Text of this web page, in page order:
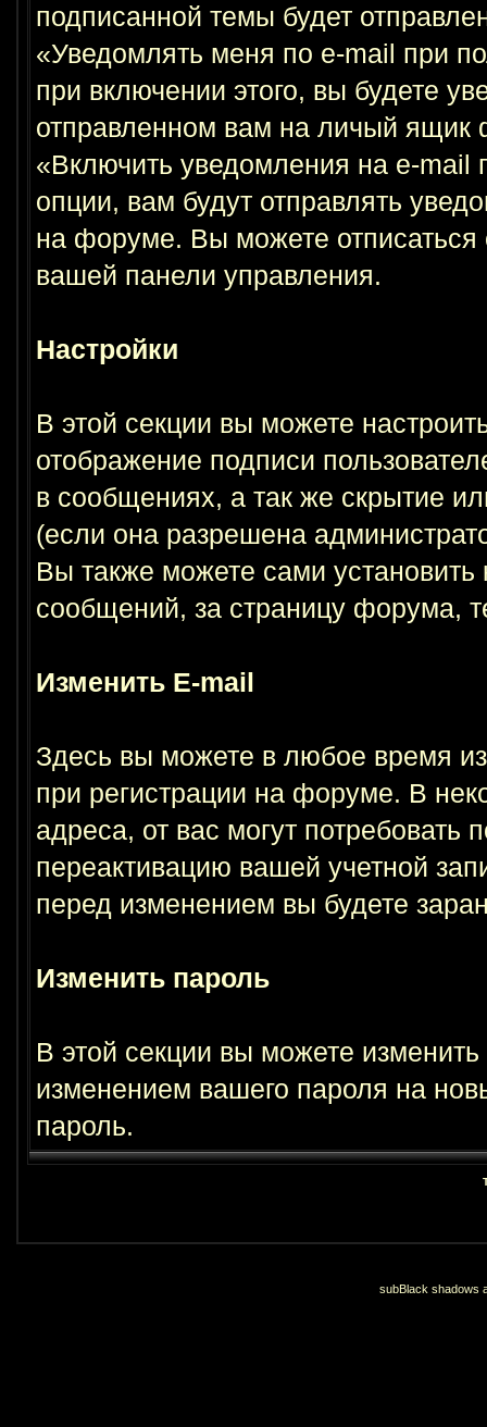
подписанной темы будет
«Уведомлять меня по e-mail при
при включении этого, вы будете
отправленном вам на личый ящик
«Включить уведомления на e-
опции, вам будут отправлять
на форуме. Вы можете отписаться
вашей панели управления.
Настройки
В этой секции вы можете
отображение подписи
в сообщениях, а так же скрытие
(если она разрешена
Вы также можете сами
сообщений, за страницу форума,
Изменить E-mail
Здесь вы можете в любое время
при регистрации на форуме. В
адреса, от вас могут потребовать
переактивацию вашей учетной
перед изменением вы будете
Изменить пароль
В этой секции вы можете
изменением вашего пароля на
пароль.
subBlack shadows